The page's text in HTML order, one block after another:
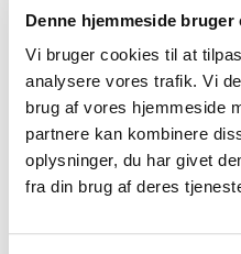
Denne hjemmeside bruger
Vi bruger cookies til at
analysere vores trafik. Vi
brug af vores hjemmeside
partnere kan kombinere
oplysninger, du har givet
fra din brug af deres
Hvor
Danmark?
Hvem er
mobning?
mest?